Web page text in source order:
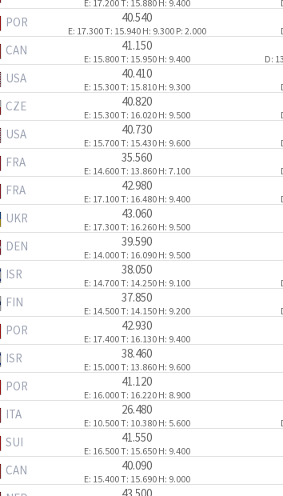
E: 17.200T: 15.880 H: 9.400
POR 40.540
E: 17.300T: 15.940 H: 9.300 P: 2.000
CAN 41.150
E: 15.800T: 15.950 H: 9.400 D:
USA 40.410
E: 15.300T: 15.810 H: 9.300
CZE 40.820
E: 15.300T: 16.020 H: 9.500
USA 40.730
E: 15.700T: 15.430 H: 9.600
FRA 35.560
E: 14.600T: 13.860 H: 7.100
FRA 42.980
E: 17.100T: 16.480 H: 9.400
UKR 43.060
E: 17.300T: 16.260 H: 9.500
DEN 39.590
E: 14.000T: 16.090 H: 9.500
ISR 38.050
E: 14.700T: 14.250 H: 9.100
FIN 37.850
E: 14.500T: 14.150 H: 9.200
POR 42.930
E: 17.400T: 16.130 H: 9.400
ISR 38.460
E: 15.000T: 13.860 H: 9.600
POR 41.120
E: 16.000T: 16.220 H: 8.900
ITA 26.480
E: 10.500T: 10.380 H: 5.600
SUI 41.550
E: 16.500T: 15.650 H: 9.400
CAN 40.090
E: 15.400T: 15.690 H: 9.000